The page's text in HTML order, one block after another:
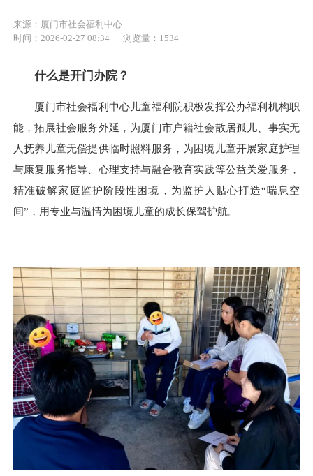
来源：厦门市社会福利中心
时间：2026-02-27 08:34
浏览量：1534
什么是开门办院？
厦门市社会福利中心儿童福利院积极发挥公办福利机构职
能，拓展社会服务外延，为厦门市户籍社会散居孤儿、事实无
人抚养儿童无偿提供临时照料服务，为困境儿童开展家庭护理
与康复服务指导、心理支持与融合教育实践等公益关爱服务，
精准破解家庭监护阶段性困境，为监护人贴心打造“喘息空
间”，用专业与温情为困境儿童的成长保驾护航。